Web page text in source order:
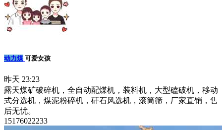
动力煤 可爱女孩
昨天 23:23
露天煤矿破碎机，全自动配煤机，装料机，大型磕破机，移动
式分选机，煤泥粉碎机，矸石风选机，滚筒筛，厂家直销，售
后无忧。
15176022233